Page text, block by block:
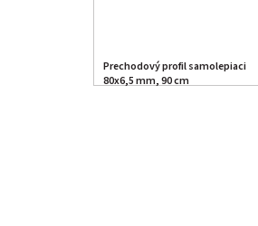
Prechodový profil samolepiaci
80x6,5 mm, 90 cm